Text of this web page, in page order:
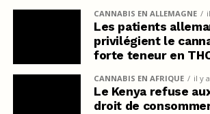
CANNABIS EN ALLEMAGNE
Les patients
privilégient le
forte teneur en
CANNABIS EN AFRIQUE il y
Le Kenya refuse
droit de